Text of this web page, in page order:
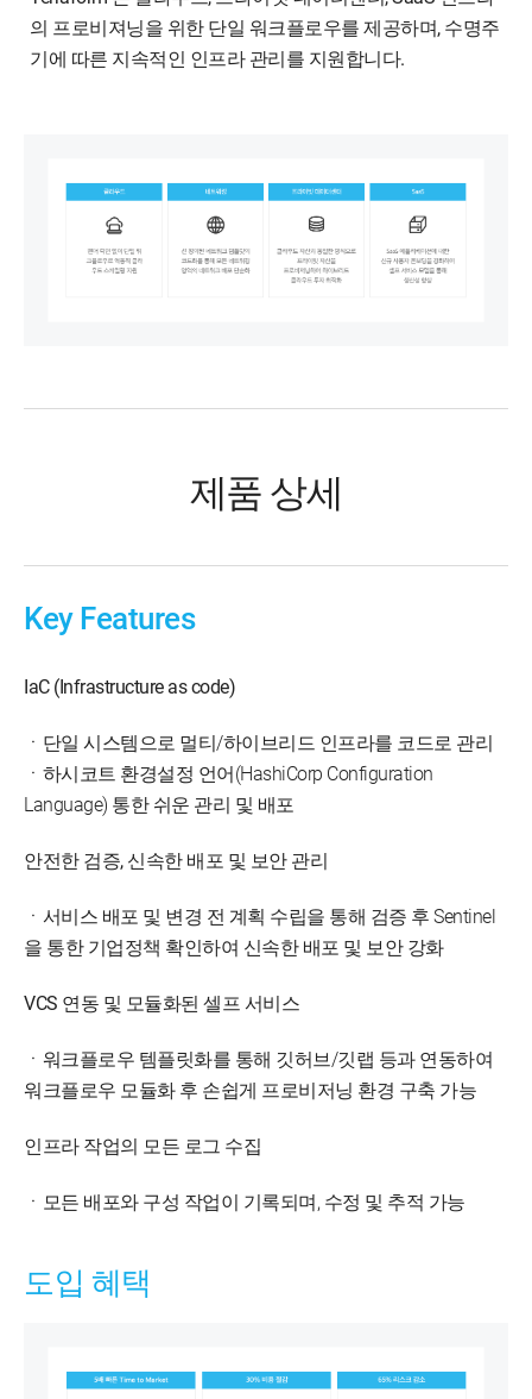
의 프로비져닝을 위한 단일 워크플로우를 제공하며, 수명주
기에 따른 지속적인 인프라 관리를 지원합니다.
제품 상세
Key Features
IaC (Infrastructure as code)
ㆍ단일 시스템으로 멀티/하이브리드 인프라를 코드로 관리
ㆍ하시코트 환경설정 언어(HashiCorp Configuration
Language) 통한 쉬운 관리 및 배포
안전한 검증, 신속한 배포 및 보안 관리
ㆍ서비스 배포 및 변경 전 계획 수립을 통해 검증 후 Sentinel
을 통한 기업정책 확인하여 신속한 배포 및 보안 강화
VCS 연동 및 모듈화된 셀프 서비스
ㆍ워크플로우 템플릿화를 통해 깃허브/깃랩 등과 연동하여
워크플로우 모듈화 후 손쉽게 프로비저닝 환경 구축 가능
인프라 작업의 모든 로그 수집
ㆍ모든 배포와 구성 작업이 기록되며, 수정 및 추적 가능
도입 혜택